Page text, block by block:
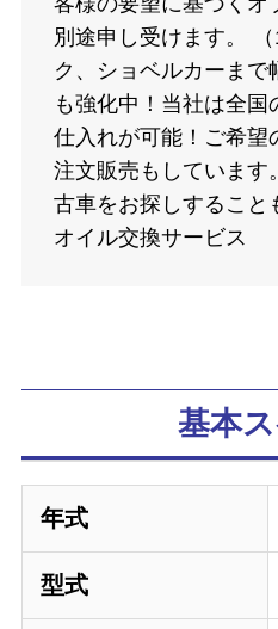
別途申し受けます。
ク、ショベルカーまで
も強化中！当社は全国
仕入れが可能！ご希望
注文販売もしています
古車をお探しすること
オイル交換サービス
基本
年式
型式